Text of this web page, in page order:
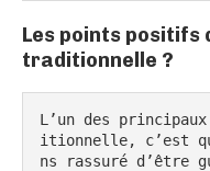
Les points positifs
traditionnelle ?
L’un des
itionnelle, c’est
ns rassuré d’être